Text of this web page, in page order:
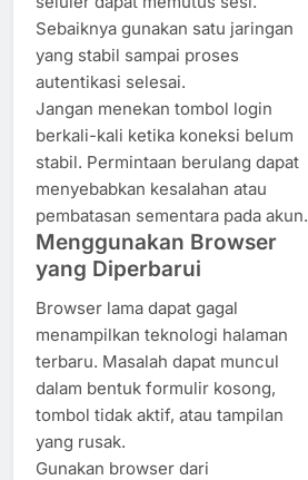
Sebaiknya gunakan satu jaringan
yang stabil sampai proses
autentikasi selesai.
Jangan menekan tombol login
berkali-kali ketika koneksi belum
stabil. Permintaan berulang dapat
menyebabkan kesalahan atau
pembatasan sementara pada akun.
Menggunakan Browser
yang Diperbarui
Browser lama dapat gagal
menampilkan teknologi halaman
terbaru. Masalah dapat muncul
dalam bentuk formulir kosong,
tombol tidak aktif, atau tampilan
yang rusak.
Gunakan browser dari